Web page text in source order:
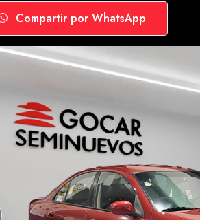
Compartir por WhatsApp